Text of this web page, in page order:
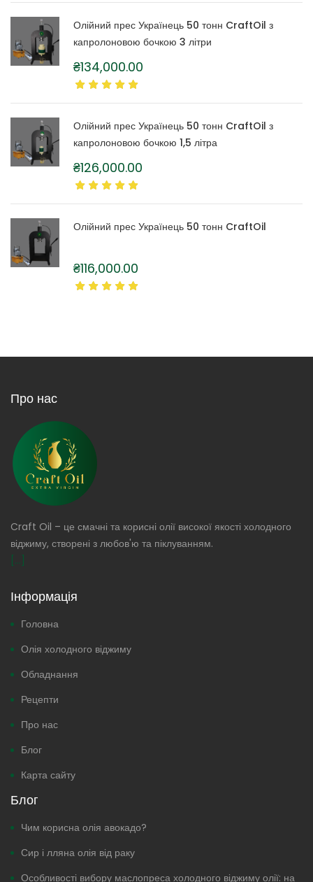
Олійний прес Українець 50 тонн CraftOil з
капролоновою бочкою 3 літри
₴134,000.00
Олійний прес Українець 50 тонн CraftOil з
капролоновою бочкою 1,5 літра
₴126,000.00
Олійний прес Українець 50 тонн CraftOil
₴116,000.00
Про нас
Craft Oil – це смачні та корисні олії високої якості холодного
віджиму, створені з любов'ю та піклуванням.
[...]
Інформація
Головна
Олія холодного віджиму
Обладнання
Рецепти
Про нас
Блог
Карта сайту
Блог
Чим корисна олія авокадо?
Сир і лляна олія від раку
Особливості вибору маслопреса холодного віджиму олії: на